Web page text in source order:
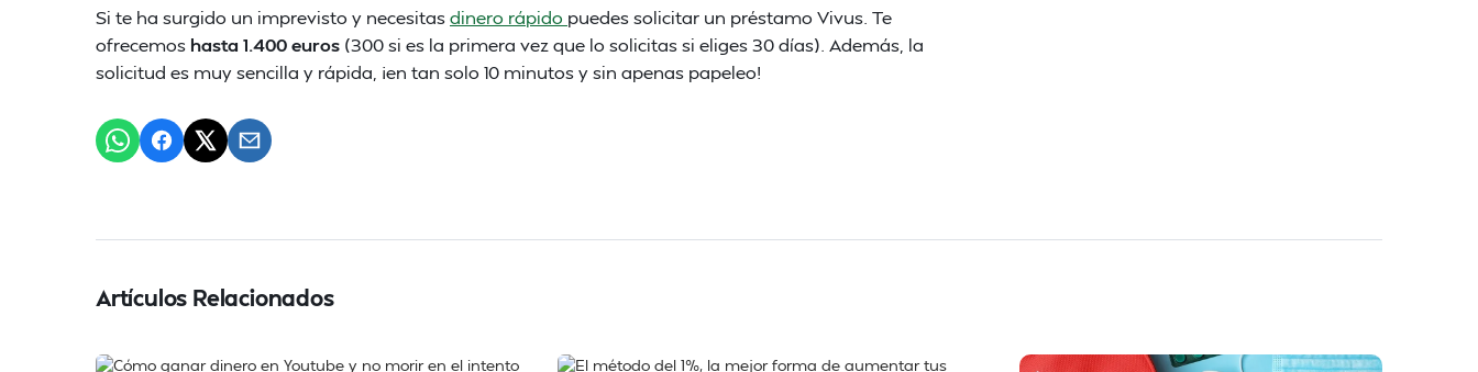
Si te ha surgido un imprevisto y necesitasdinero rápido puedes solicitar un préstamo Vivus. Te
ofrecemos hasta 1.400 euros (300 si es la primera vez que lo solicitas si eliges 30 días). Además, la
solicitud es muy sencilla y rápida, ¡en tan solo 10 minutos y sin apenas papeleo!
Artículos Relacionados